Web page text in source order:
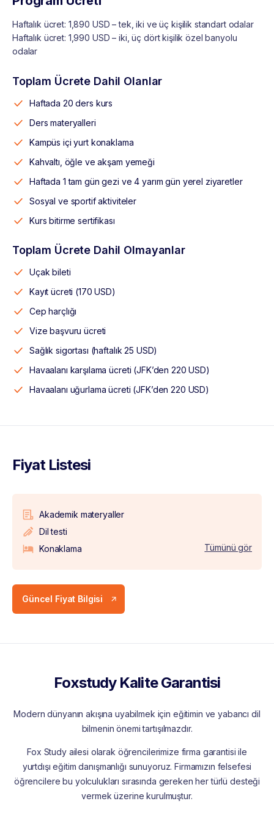
Haftalık ücret: 1,890 USD – tek, iki ve üç kişilik standart odalar
Haftalık ücret: 1,990 USD – iki, üç dört kişilik özel banyolu
odalar
Toplam Ücrete Dahil Olanlar
Haftada 20 ders kurs
Ders materyalleri
Kampüs içi yurt konaklama
Kahvaltı, öğle ve akşam yemeği
Haftada 1 tam gün gezi ve 4 yarım gün yerel ziyaretler
Sosyal ve sportif aktiviteler
Kurs bitirme sertifikası
Toplam Ücrete Dahil Olmayanlar
Uçak bileti
Kayıt ücreti (170 USD)
Cep harçlığı
Vize başvuru ücreti
Sağlık sigortası (haftalık 25 USD)
Havaalanı karşılama ücreti (JFK’den 220 USD)
Havaalanı uğurlama ücreti (JFK’den 220 USD)
Fiyat Listesi
Akademik materyaller
Dil testi
Konaklama
Tümünü gör
Güncel Fiyat Bilgisi
Foxstudy Kalite Garantisi
Modern dünyanın akışına uyabilmek için eğitimin ve yabancı dil
bilmenin önemi tartışılmazdır.
Fox Study ailesi olarak öğrencilerimize firma garantisi ile
yurtdışı eğitim danışmanlığı sunuyoruz. Firmamızın felsefesi
öğrencilere bu yolculukları sırasında gereken her türlü desteği
vermek üzerine kurulmuştur.